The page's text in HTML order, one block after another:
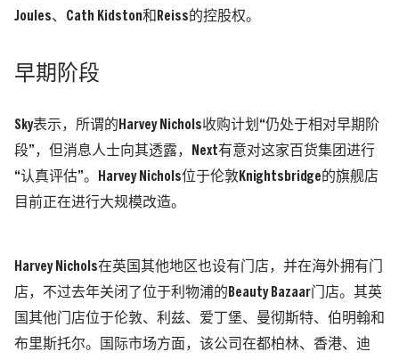
Joules、 Cath Kidston和 Reiss 的控股权。
早期阶段
Sky表示，所谓的 Harvey Nichols收购计划 “仍处于相对早期阶
段” ，但消息人士向其透露， Next有意对这家百货集团进行
“认真评估”。 Harvey Nichols位于伦敦 Knightsbridge 的旗舰店
目前正在进行大规模改造。
Harvey Nichols在英国其他地区也设有门店，并在海外拥有门
店，不过去年关闭了位于利物浦的 Beauty Bazaar 门店。其英
国其他门店位于伦敦、利兹、爱丁堡、曼彻斯特、伯明翰和
布里斯托尔。国际市场方面，该公司在都柏林、香港、迪